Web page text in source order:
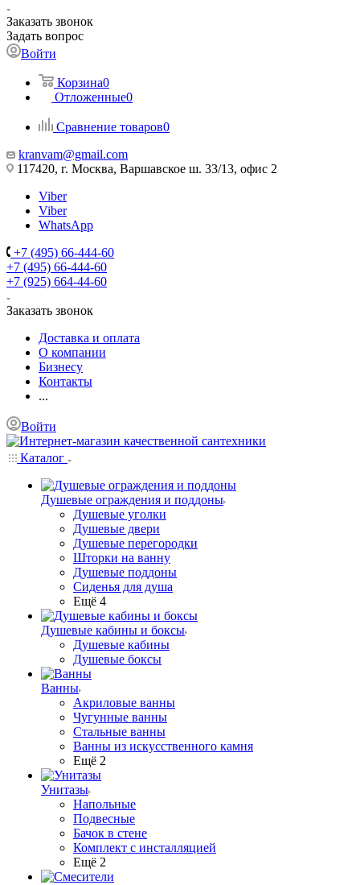
Заказать звонок
Задать вопрос
Войти
Корзина0
Отложенные0
Сравнение товаров0
kranvam@gmail.com
117420, г. Москва, Варшавское ш. 33/13, офис 2
Viber
Viber
WhatsApp
+7 (495) 66-444-60
+7 (495) 66-444-60
+7 (925) 664-44-60
Заказать звонок
Доставка и оплата
О компании
Бизнесу
Контакты
...
Войти
Каталог
Душевые ограждения и поддоны
Душевые уголки
Душевые двери
Душевые перегородки
Шторки на ванну
Душевые поддоны
Сиденья для душа
Ещё 4
Душевые кабины и боксы
Душевые кабины
Душевые боксы
Ванны
Акриловые ванны
Чугунные ванны
Стальные ванны
Ванны из искусственного камня
Ещё 2
Унитазы
Напольные
Подвесные
Бачок в стене
Комплект с инсталляцией
Ещё 2